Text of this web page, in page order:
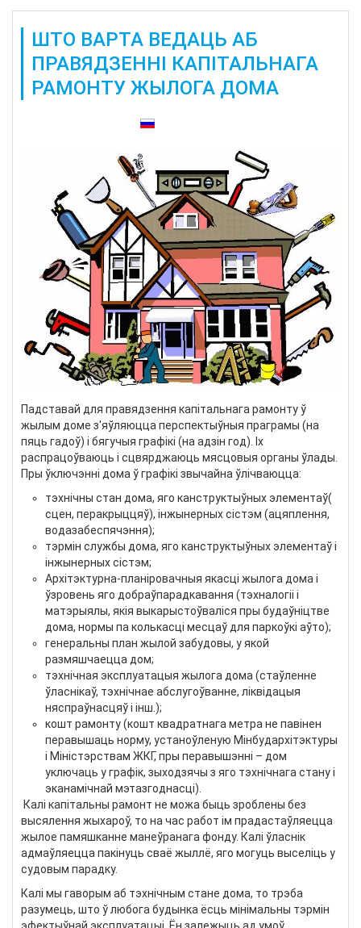
ШТО ВАРТА ВЕДАЦЬ АБ
ПРАВЯДЗЕННІ КАПІТАЛЬНАГА
РАМОНТУ ЖЫЛОГА ДОМА
Таксама даступныя:
Падставай для правядзення капітальнага рамонту ў
жылым доме з'яўляюцца перспектыўныя праграмы (на
пяць гадоў) і бягучыя графікі (на адзін год). Іх
распрацоўваюць і сцвярджаюць мясцовыя органы ўлады.
Пры ўключэнні дома ў графікі звычайна ўлічваюцца:
тэхнічны стан дома, яго канструктыўных элементаў(
сцен, перакрыццяў), інжынерных сістэм (ацяплення,
водазабеспячэння);
тэрмін службы дома, яго канструктыўных элементаў і
інжынерных сістэм;
Архітэктурна-планіровачныя якасці жылога дома і
ўзровень яго добраўпарадкавання (тэхналогіі і
матэрыялы, якія выкарыстоўваліся пры будаўніцтве
дома, нормы па колькасці месцаў для паркоўкі аўто);
генеральны план жылой забудовы, у якой
размяшчаецца дом;
тэхнічная эксплуатацыя жылога дома (стаўленне
ўласнікаў, тэхнічнае абслугоўванне, ліквідацыя
няспраўнасцяў і інш.);
кошт рамонту (кошт квадратнага метра не павінен
перавышаць норму, устаноўленую Мінбудархітэктуры
і Міністэрствам ЖКГ, пры перавышэнні – дом
уключаць у графік, зыходзячы з яго тэхнічнага стану і
эканамічнай мэтазгоднасці).
Калі капітальны рамонт не можа быць зроблены без
высялення жыхароў, то на час работ ім прадастаўляецца
жылое памяшканне манеўранага фонду. Калі ўласнік
адмаўляецца пакінуць сваё жыллё, яго могуць выселіць у
судовым парадку.
Калі мы гаворым аб тэхнічным стане дома, то трэба
разумець, што ў любога будынка ёсць мінімальны тэрмін